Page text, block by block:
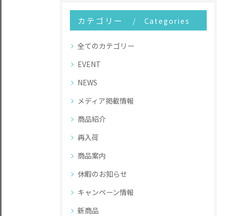
カテゴリー Categories
全てのカテゴリー
EVENT
NEWS
メディア掲載情報
商品紹介
再入荷
商品案内
休暇のお知らせ
キャンペーン情報
新商品